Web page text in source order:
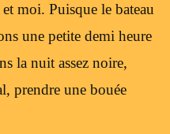
moi. Puisque le bateau
une petite demi heure
la nuit assez noire,
prendre une bouée